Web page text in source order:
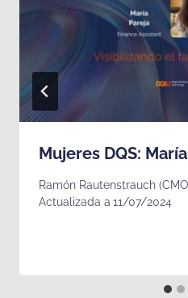
Mujeres DQS:
Ramón Rautenstrauch
Actualizada a 11/07/2024